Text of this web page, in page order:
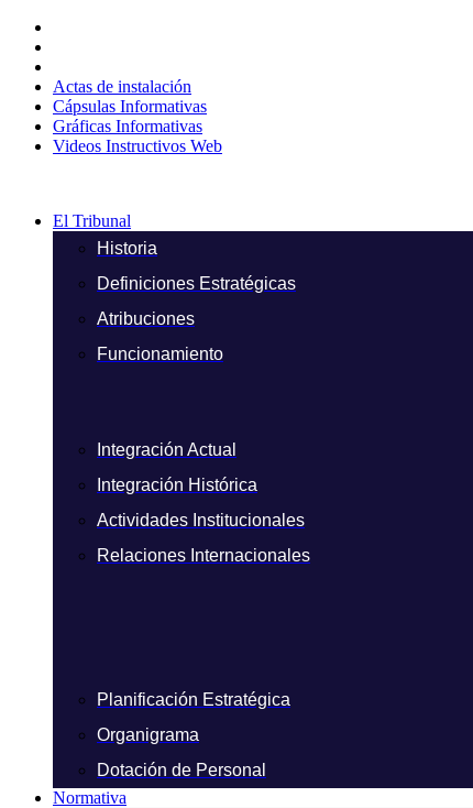
contenido
Actas de instalación
Cápsulas Informativas
Gráficas Informativas
Videos Instructivos Web
El Tribunal
Historia
Definiciones Estratégicas
Atribuciones
Funcionamiento
Integración Actual
Integración Histórica
Actividades Institucionales
Relaciones Internacionales
Planificación Estratégica
Organigrama
Dotación de Personal
Normativa